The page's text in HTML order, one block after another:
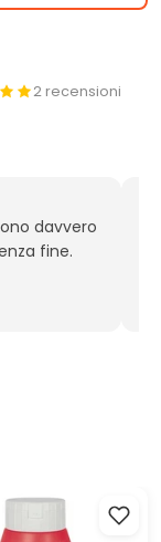
2 recensioni
davvero
fine.
TRITON ACRYLIC
ml | colori diversi